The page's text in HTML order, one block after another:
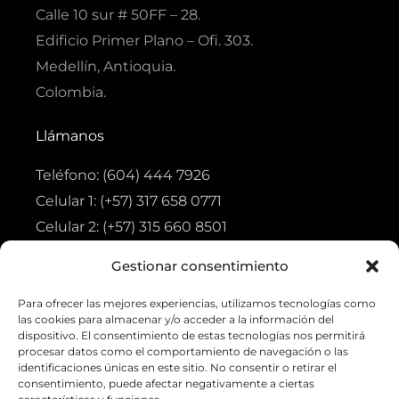
Gestionar consentimiento
Para ofrecer las mejores experiencias, utilizamos tecnologías como
las cookies para almacenar y/o acceder a la información del
dispositivo. El consentimiento de estas tecnologías nos permitirá
procesar datos como el comportamiento de navegación o las
identificaciones únicas en este sitio. No consentir o retirar el
consentimiento, puede afectar negativamente a ciertas
-
m
Calle 10 sur # 50FF – 28.
Edificio Primer Plano – Ofi. 303.
Medellín, Antioquia.
Colombia.
Llámanos
Teléfono: (604) 444 7926
Celular 1: (+57) 317 658 0771
Celular 2: (+57) 315 660 8501
Tienda
Ofertas
Aviso de privacidad
Política de tratamiento de datos personales